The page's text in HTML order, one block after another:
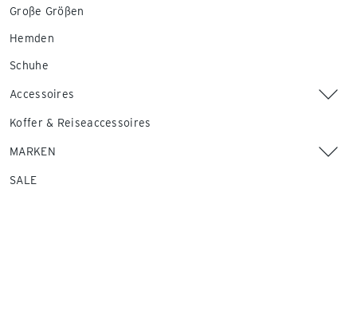
Große Größen
Hemden
Schuhe
Accessoires
Koffer & Reiseaccessoires
MARKEN
SALE